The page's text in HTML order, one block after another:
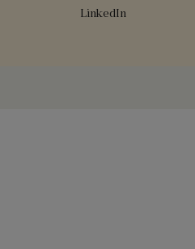
LinkedIn